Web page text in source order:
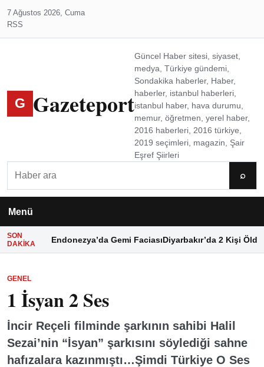
7 Ağustos 2026, Cuma
RSS
G Gazeteport
Güncel Haber sitesi, siyaset,
medya, Türkiye gündemi,
Sondakika haberler, Haber,
haberler, istanbul haberleri,
istanbul haber, hava durumu,
memur, öğretmen, yerel haber,
2016 haberleri, 2016 türkiye,
2019 seçimleri, magazin, Şair
Eşref Şiirleri
⌕
Menü
SON
DAKIKA
Endonezya’da Gemi FaciasıDiyarbakır’da 2 Kişi Öldü
GENEL
1 İsyan 2 Ses
İncir Reçeli filminde şarkının sahibi Halil
Sezai’nin “İsyan” şarkısını söylediği sahne
hafızalara kazınmıştı…Şimdi Türkiye O Ses